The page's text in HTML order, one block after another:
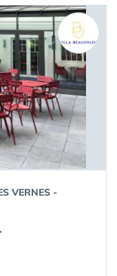
VERNES -